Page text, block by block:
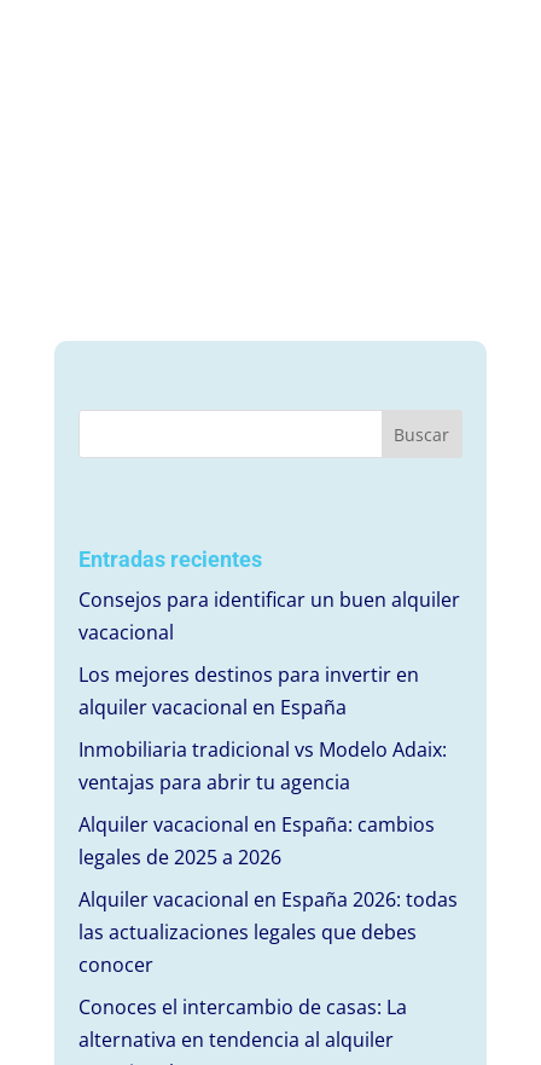
Entradas recientes
Consejos para identificar un buen alquiler
vacacional
Los mejores destinos para invertir en
alquiler vacacional en España
Inmobiliaria tradicional vs Modelo Adaix:
ventajas para abrir tu agencia
Alquiler vacacional en España: cambios
legales de 2025 a 2026
Alquiler vacacional en España 2026: todas
las actualizaciones legales que debes
conocer
Conoces el intercambio de casas: La
alternativa en tendencia al alquiler